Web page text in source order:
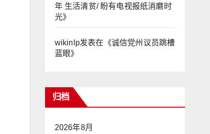
年 生活清贫/ 盼有电视报纸消磨时
光》
wikinlp发表在《诚信党州议员跳槽
蓝眼》
归档
2026年8月